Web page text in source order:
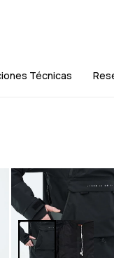
Técnicas